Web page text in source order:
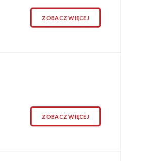
ZOBACZ WIĘCEJ
ZOBACZ WIĘCEJ